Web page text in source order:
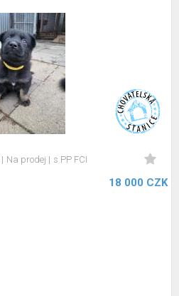
Na prodej s PP FCI
18 000 CZK